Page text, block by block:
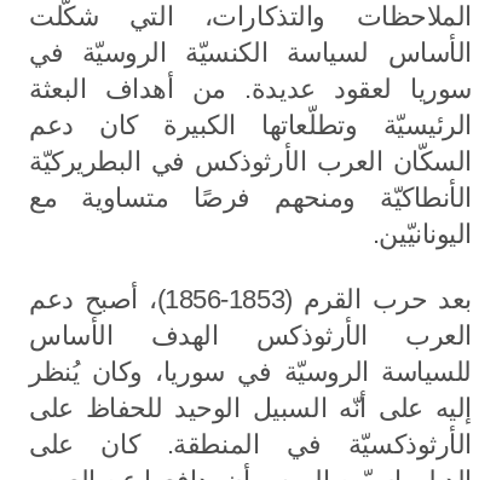
الملاحظات والتذكارات، التي شكّلت
الأساس لسياسة الكنسيّة الروسيّة في
سوريا لعقود عديدة. من أهداف البعثة
الرئيسيّة وتطلّعاتها الكبيرة كان دعم
السكّان العرب الأرثوذكس في البطريركيّة
الأنطاكيّة ومنحهم فرصًا متساوية مع
اليونانيّين.
بعد حرب القرم (1853-1856)، أصبح دعم
العرب الأرثوذكس الهدف الأساس
للسياسة الروسيّة في سوريا، وكان يُنظر
إليه على أنّه السبيل الوحيد للحفاظ على
الأرثوذكسيّة في المنطقة. كان على